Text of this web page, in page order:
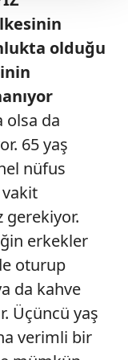
izin vermedikleri
İnternet
ait çerezler
çeşitli kişisel
bilgi
daha işlevsel
yönelik
amaçlarıyla
alan panel
detaylı bilgi
Bilgilendirme
olduğu
olsa da
65 yaş
nüfus
vakit
erkekler
oturup
da kahve
Üçüncü yaş
verimli bir